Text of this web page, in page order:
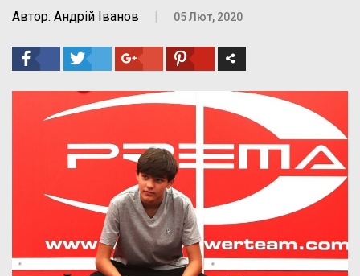
Автор: Андрій Іванов | 05 Лют, 2020